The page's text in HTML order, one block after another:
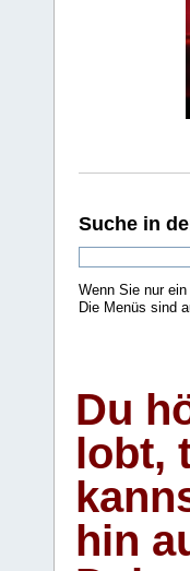
Suche in
Wenn Sie nur
Die Menüs sind
Du
lobt,
hin